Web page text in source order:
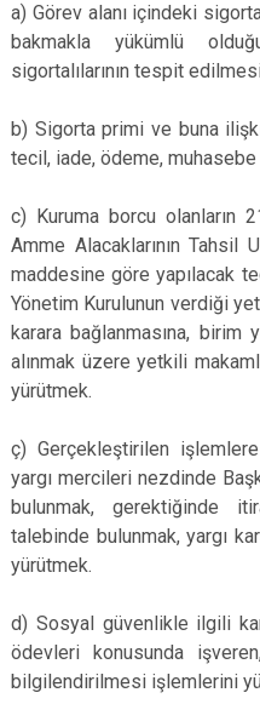
a) Görev alanı içindeki
bakmakla yükümlü
sigortalılarının tespit
b) Sigorta primi ve buna
tecil, iade, ödeme,
c) Kuruma borcu olanların
Amme Alacaklarının Tahsil
maddesine göre yapılacak
Yönetim Kurulunun verdiği
karara bağlanmasına,
alınmak üzere yetkili
yürütmek.
ç) Gerçekleştirilen
yargı mercileri nezdinde
bulunmak, gerektiğinde
talebinde bulunmak, yargı
yürütmek.
d) Sosyal güvenlikle ilgili
ödevleri konusunda
bilgilendirilmesi işlemlerini